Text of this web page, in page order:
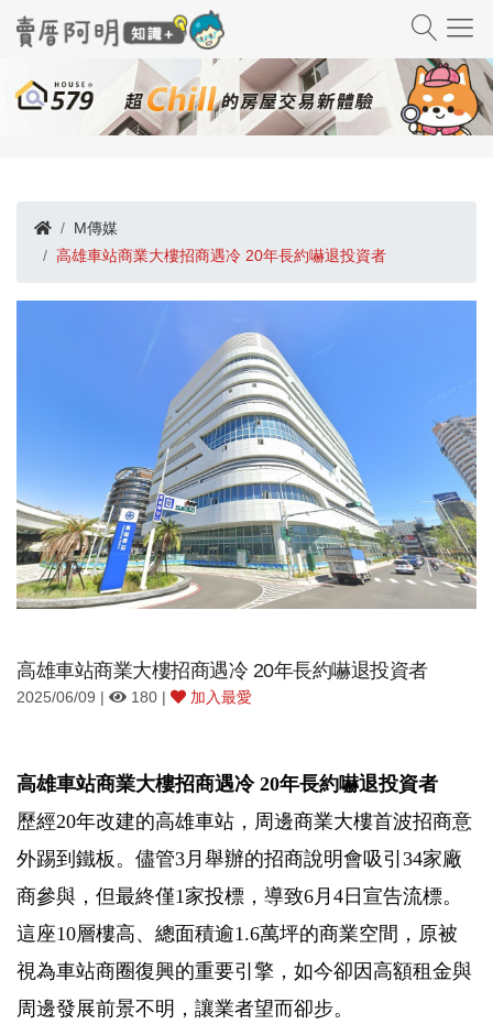
M傳媒
高雄車站商業大樓招商遇冷 20年長約嚇退投資者
高雄車站商業大樓招商遇冷 20年長約嚇退投資者
2025/06/09 | 180 | 加入最愛
高雄車站商業大樓招商遇冷20年長約嚇退投資者
歷經20年改建的高雄車站，周邊商業大樓首波招商意
外踢到鐵板。儘管3月舉辦的招商說明會吸引 34家廠
商參與，但最終僅1家投標，導致6月 4 日宣告流標。
這座10層樓高、總面積逾1.6萬坪的商業空間，原被
視為車站商圈復興的重要引擎，如今卻因高額租金與
周邊發展前景不明，讓業者望而卻步。